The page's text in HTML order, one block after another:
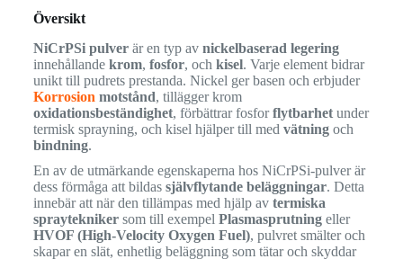
Översikt
NiCrPSi pulverär en typ av nickelbaserad legering
innehållande krom, fosfor, och kisel. Varje element bidrar
unikt till pudrets prestanda. Nickel ger basen och erbjuder
Korrosion motstånd, tillägger krom
oxidationsbeständighet, förbättrar fosforflytbarhetunder
termisk sprayning, och kisel hjälper till med vätningoch
bindning.
En av de utmärkande egenskaperna hos NiCrPSi-pulver är
dess förmåga att bildas självflytande beläggningar. Detta
innebär att när den tillämpas med hjälp av termiska
sprayteknikersom till exempel Plasmasprutningeller
HVOF (High-Velocity Oxygen Fuel), pulvret smälter och
skapar en slät, enhetlig beläggning som tätar och skyddar